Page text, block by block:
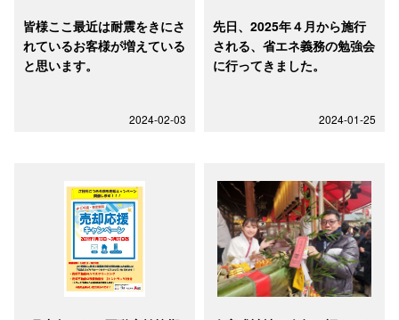
皆様ここ最近は耐震をきにさ
れているお客様が増えている
と思います。
2024-02-03
先日、2025年４月から施行
される、省エネ義務の勉強会
に行ってきました。
2024-01-25